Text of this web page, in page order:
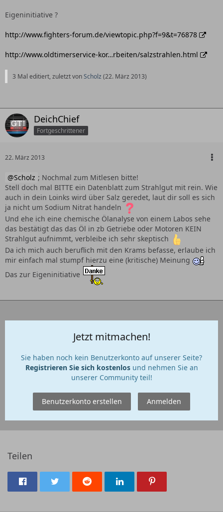
Eigeninitiative ?
http://www.fighters-forum.de/viewtopic.php?f=9&t=76878
http://www.oldtimerservice-kor…rbeiten/salzstrahlen.html
3 Mal editiert, zuletzt vonScholz (22. März 2013)
DeichChief
Fortgeschrittener
22. März 2013
Scholz ; Nochmal zum Mitlesen bitte!
Stell doch mal BITTE ein Datenblatt zum Strahlgut mit rein. Wie
auch in dein Loinks wird über Salz geredet, laut dir soll es sich
ja nicht um Sodium Nitrat handeln
Und ehe ich eine chemische Ölanalyse von einem Labos sehe
das bestätigt das das Öl in zb Getriebe oder Motoren KEIN
Strahlgut aufnimmt, verbleibe ich sehr skeptisch
Da ich mich auch beruflich mit den Krams befasse, erlaube ich
mir einfach mal stumpf hierzu eine (kritische) Meinung
Das zur Eigeninitiative
Jetzt mitmachen!
Sie haben noch kein Benutzerkonto auf unserer Seite?
Registrieren Sie sich kostenlosund nehmen Sie an
unserer Community teil!
Benutzerkonto erstellen Anmelden
Teilen